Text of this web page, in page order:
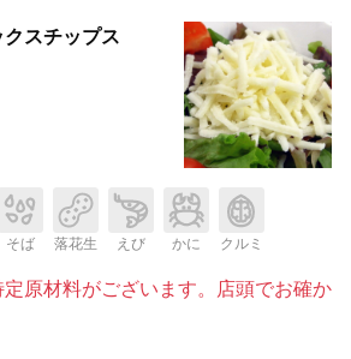
クスチップス
そば 落花生 えび かに クルミ
原材料がございます。店頭でお確か